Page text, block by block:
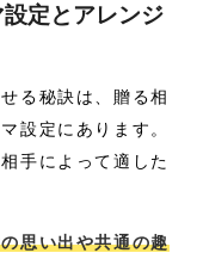
定とアレンジ
る秘訣は、贈る相
設定にあります。
手によって適した
思い出や共通の趣